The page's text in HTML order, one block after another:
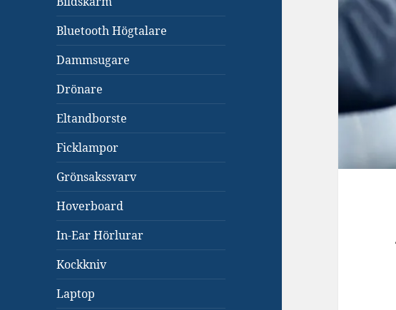
Bluetooth Högtalare
Dammsugare
Drönare
Eltandborste
Ficklampor
Grönsakssvarv
Hoverboard
In-Ear Hörlurar
Kockkniv
Laptop